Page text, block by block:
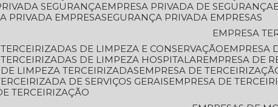
SEGURANÇA
EMPRESA PRIVADA DE SEGURANÇA
PRIVADA EMPRESA SEGURANÇA PRIVADA EMPRESAS
EMPRESA
TERCEIRIZADAS DE LIMPEZA E CONSERVAÇÃO
TERCEIRIZADAS DE LIMPEZA HOSPITALAR
EMPRESA DE
DE LIMPEZA TERCEIRIZADAS
EMPRESA DE
DE SERVIÇOS GERAIS
EMPRESA DE
TERCEIRIZAÇÃO